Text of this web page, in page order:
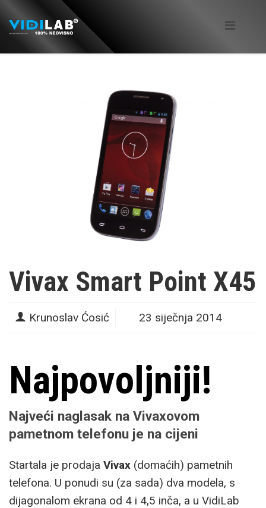
Vivax Smart Point X45
Krunoslav Ćosić 23 siječnja 2014
Najpovoljniji!
Najveći naglasak na Vivaxovom
pametnom telefonu je na cijeni
Startala je prodaja Vivax (domaćih) pametnih
telefona. U ponudi su (za sada) dva modela, s
dijagonalom ekrana od 4 i 4,5 inča, a u VidiLab